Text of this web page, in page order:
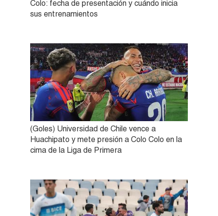
Colo: fecha de presentación y cuándo inicia
sus entrenamientos
(Goles) Universidad de Chile vence a
Huachipato y mete presión a Colo Colo en la
cima de la Liga de Primera